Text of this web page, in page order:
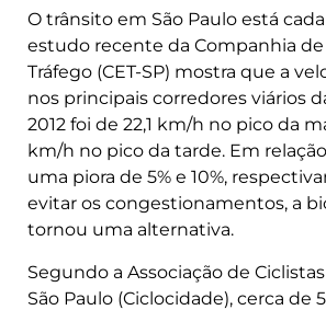
O trânsito em São Paulo está
estudo recente da Companhia
Tráfego (CET-SP) mostra que a
nos principais corredores viários
2012 foi de 22,1 km/h no pico da
km/h no pico da tarde. Em
uma piora de 5% e 10%,
evitar os congestionamentos, a
tornou uma alternativa.
Segundo a Associação de
São Paulo (Ciclocidade), cerca de